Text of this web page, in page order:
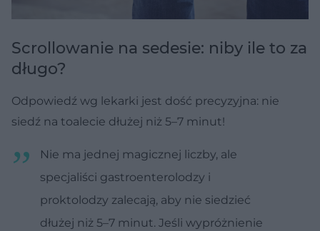
Scrollowanie na sedesie: niby ile to za
długo?
Odpowiedź wg lekarki jest dość precyzyjna: nie
siedź na toalecie dłużej niż 5–7 minut!
Nie ma jednej magicznej liczby, ale
specjaliści gastroenterolodzy i
proktolodzy zalecają, aby nie siedzieć
dłużej niż 5–7 minut. Jeśli wypróżnienie